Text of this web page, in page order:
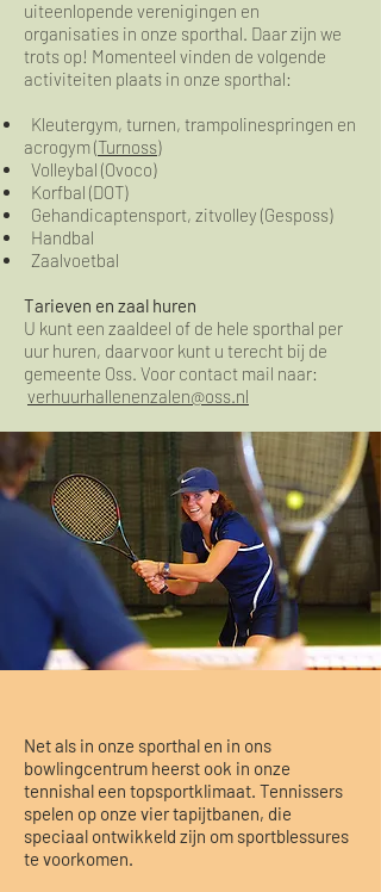
uiteenlopende verenigingen en
organisaties in onze sporthal. Daar zijn we
trots op! Momenteel vinden de volgende
activiteiten plaats in onze sporthal:
Kleutergym, turnen, trampolinespringen en
acrogym(Turnoss)
Volleybal (Ovoco)
Korfbal (DOT)
Gehandicaptensport, zitvolley (Gesposs)
Handbal
Zaalvoetbal
Tarieven en zaal huren
U kunt een zaaldeel of de hele sporthal per
uur huren, daarvoor kunt u terecht bij de
gemeente Oss. Voor contact mail naar:
verhuurhallenenzalen@oss.nl
Net als in onze sporthal en in ons
bowlingcentrum heerst ook in onze
tennishal een topsportklimaat. Tennissers
spelen op onze vier tapijtbanen, die
speciaal ontwikkeld zijn om sportblessures
te voorkomen.